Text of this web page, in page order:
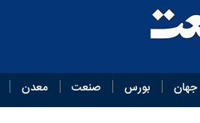
جهان بورس صنعت معدن